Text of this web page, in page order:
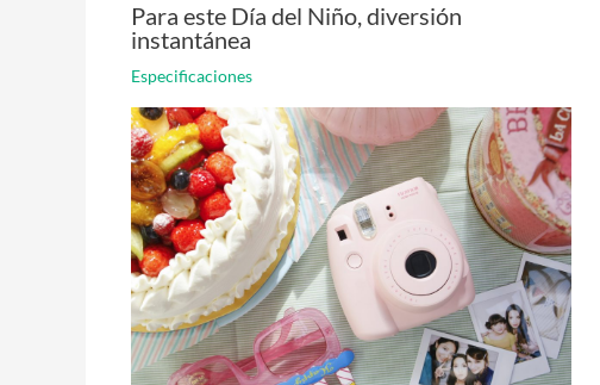
Para este Día del Niño, diversión
instantánea
Especificaciones